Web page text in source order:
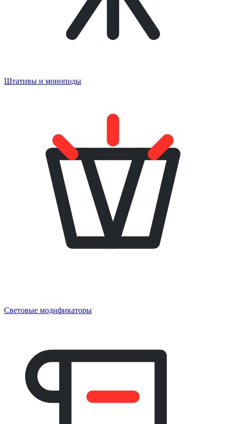
Штативы и моноподы
Световые модификаторы